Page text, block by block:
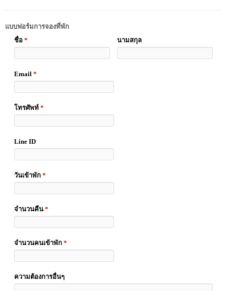
แบบฟอร์มการจองที่พัก
ชื่อ * นามสกุล
Email *
โทรศัพท์ *
Line ID
วันเข้าพัก *
จำนวนคืน *
จำนวนคนเข้าพัก *
ความต้องการอื่นๆ